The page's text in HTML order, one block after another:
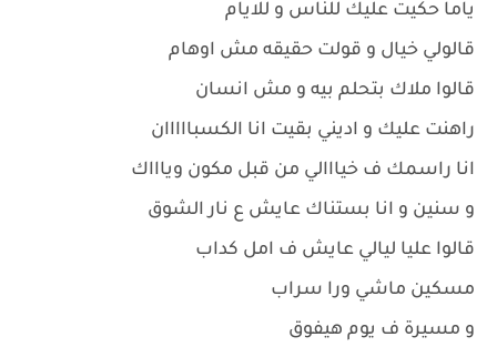
ياما حكيت عليك للناس و للايام
قالولي خيال و قولت حقيقه مش اوهام
قالوا ملاك بتحلم بيه و مش انسان
راهنت عليك و اديني بقيت انا الكسبااااان
انا راسمك ف خيااالي من قبل مكون وياااك
و سنين و انا بستناك عايش ع نار الشوق
قالوا عليا ليالي عايش ف امل كداب
مسكين ماشي ورا سراب
و مسيرة ف يوم هيفوق